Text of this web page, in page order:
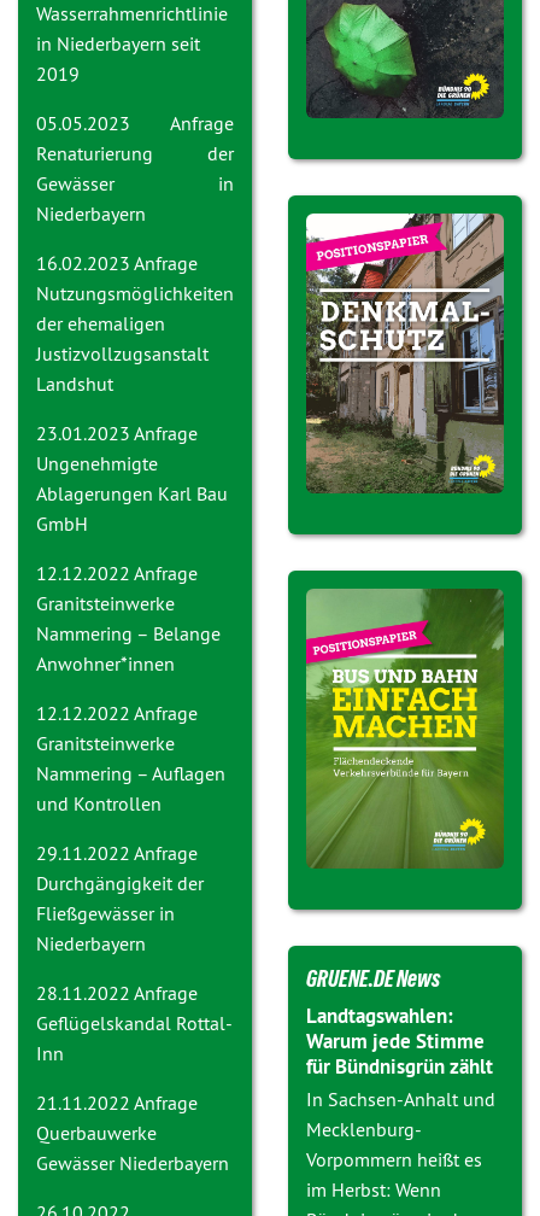
Wasserrahmenrichtlinie
in Niederbayern seit
2019
05.05.2023 Anfrage
Renaturierung der
Gewässer in
Niederbayern
16.02.2023 Anfrage
Nutzungsmöglichkeiten
der ehemaligen
Justizvollzugsanstalt
Landshut
23.01.2023 Anfrage
Ungenehmigte
Ablagerungen Karl Bau
GmbH
12.12.2022 Anfrage
Granitsteinwerke
Nammering – Belange
Anwohner*innen
12.12.2022 Anfrage
Granitsteinwerke
Nammering – Auflagen
und Kontrollen
29.11.2022 Anfrage
Durchgängigkeit der
Fließgewässer in
Niederbayern
28.11.2022 Anfrage
Geflügelskandal Rottal-
Inn
21.11.2022 Anfrage
Querbauwerke
Gewässer Niederbayern
GRUENE.DE News
Landtagswahlen:
Warum jede Stimme
für Bündnisgrün zählt
In Sachsen-Anhalt und
Mecklenburg-
Vorpommern heißt es
im Herbst: Wenn